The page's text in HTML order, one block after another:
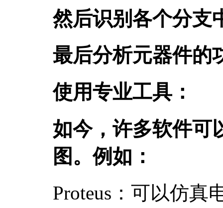
然后识别各个分支
最后分析元器件的
使用专业工具：
如今，许多软件可
图。例如：
Proteus：可以仿真